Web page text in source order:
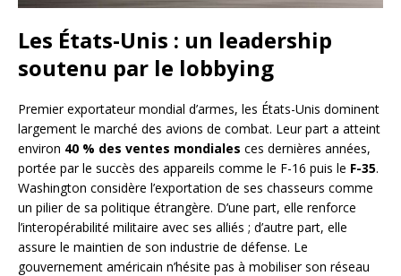
Les États-Unis : un leadership
soutenu par le lobbying
Premier exportateur mondial d’armes, les États-Unis dominent
largement le marché des avions de combat. Leur part a atteint
environ 40 % des ventes mondiales ces dernières années,
portée par le succès des appareils comme le F-16 puis le F-35.
Washington considère l’exportation de ses chasseurs comme
un pilier de sa politique étrangère. D’une part, elle renforce
l’interopérabilité militaire avec ses alliés ; d’autre part, elle
assure le maintien de son industrie de défense. Le
gouvernement américain n’hésite pas à mobiliser son réseau